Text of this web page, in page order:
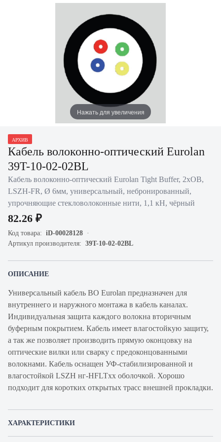
Нажать для увеличения
АРХИВ
Кабель волоконно-оптический Eurolan
39T-10-02-02BL
Кабель волоконно-оптический Eurolan Tight Buffer, 2хОВ,
LSZH-FR, Ø 6мм, универсальный, небронированный,
упрочняющие стекловолоконные нити, 1,1 кН, чёрный
82.26 ₽
Код товара: iD-00028128
Артикул производителя: 39T-10-02-02BL
ОПИСАНИЕ
Универсальный кабель ВО Eurolan предназначен для
внутреннего и наружного монтажа в кабель каналах.
Индивидуальная защита каждого волокна вторичным
буферным покрытием. Кабель имеет влагостойкую защиту,
а так же позволяет производить прямую оконцовку на
оптические вилки или сварку с предоконцованными
волокнами. Кабель оснащен УФ-стабилизированной и
влагостойкой LSZH нг-HFLTxx оболочкой. Хорошо
подходит для коротких открытых трасс внешней прокладки.
ХАРАКТЕРИСТИКИ